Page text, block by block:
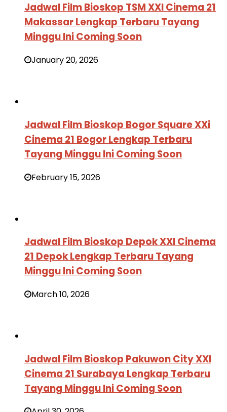
Jadwal Film Bioskop TSM XXI Cinema 21
Makassar Lengkap Terbaru Tayang
Minggu Ini Coming Soon
January 20, 2026
Jadwal Film Bioskop Bogor Square XXi
Cinema 21 Bogor Lengkap Terbaru
Tayang Minggu Ini Coming Soon
February 15, 2026
Jadwal Film Bioskop Depok XXI Cinema
21 Depok Lengkap Terbaru Tayang
Minggu Ini Coming Soon
March 10, 2026
Jadwal Film Bioskop Pakuwon City XXI
Cinema 21 Surabaya Lengkap Terbaru
Tayang Minggu Ini Coming Soon